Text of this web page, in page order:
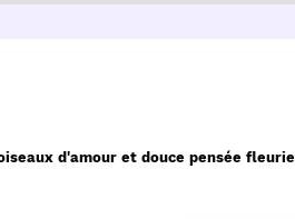
d'amour et douce pensée fleurie